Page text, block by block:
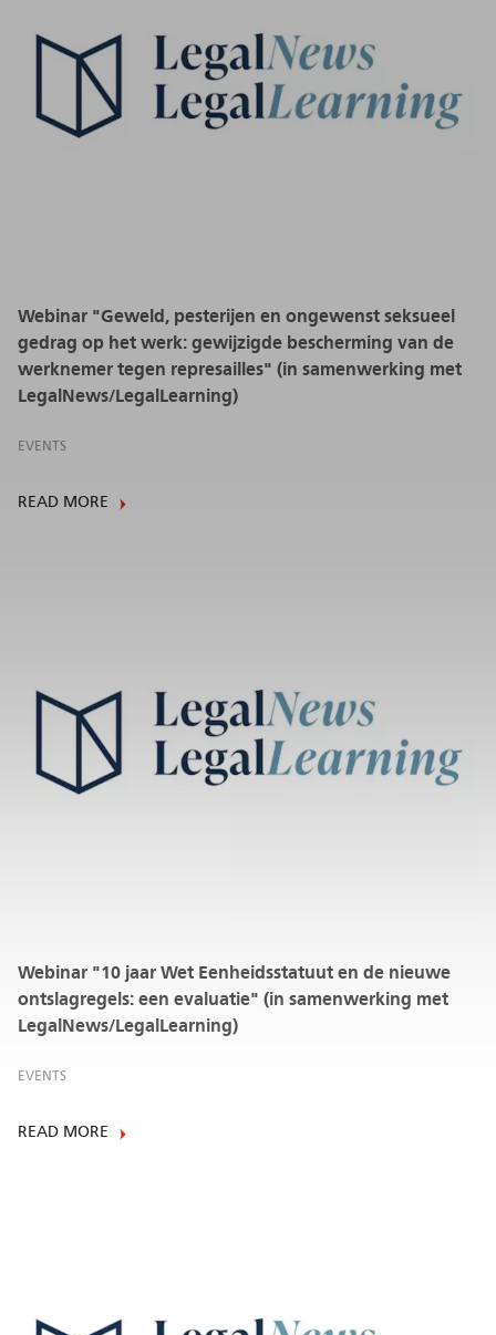
Webinar "Geweld, pesterijen en ongewenst seksueel
gedrag op het werk: gewijzigde bescherming van de
werknemer tegen represailles" (in samenwerking met
LegalNews/LegalLearning)
EVENTS
READ MORE
Webinar "10 jaar Wet Eenheidsstatuut en de nieuwe
ontslagregels: een evaluatie" (in samenwerking met
LegalNews/LegalLearning)
EVENTS
READ MORE